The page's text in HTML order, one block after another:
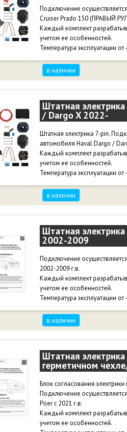
Подключение
Cruiser Prado 150 (ПРАВЫЙ
Каждый комплект
учетом ее особенностей.
Температура эксплуатации от
в наличии
Штатная
/ Dargo X 2022-
Штатная электрика 7-pin.
автомобиля Haval Dargo /
Каждый комплект
учетом ее особенностей.
Температура эксплуатации от
в наличии
Штатная
2002-2009
Подключение
2002-2009 г.в.
Каждый комплект
учетом ее особенностей.
Температура эксплуатации от
в наличии
Штатная
герметичном
Блок согласования
Подключение
Poer с 2021 г.в.
Каждый комплект
учетом ее особенностей.